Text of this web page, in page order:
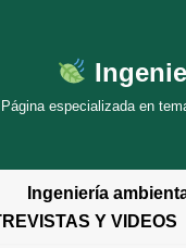
Página especializada en
Ingeniería
Y VIDEOS